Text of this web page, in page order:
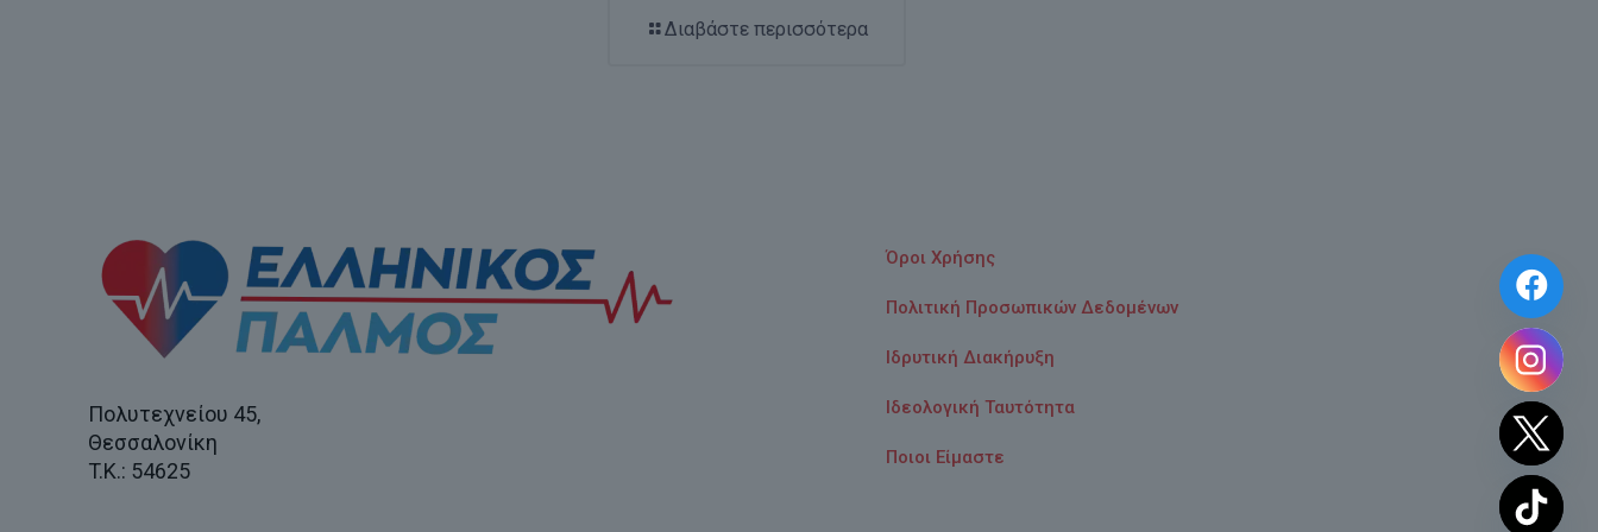
Διαβάστε περισσότερα
Πολυτεχνείου 45,
Θεσσαλονίκη
T.K.: 54625
Όροι Χρήσης
Πολιτική Προσωπικών Δεδομένων
Ιδρυτική Διακήρυξη
Ιδεολογική Ταυτότητα
Ποιοι Είμαστε